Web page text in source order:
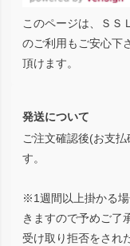
このページは、ＳＳ
のご利用もご安心下
頂けます。
発送について
ご注文確認後(お支
す。
※1週間以上掛かる
きますので予めご了
受け取り拒否をされ